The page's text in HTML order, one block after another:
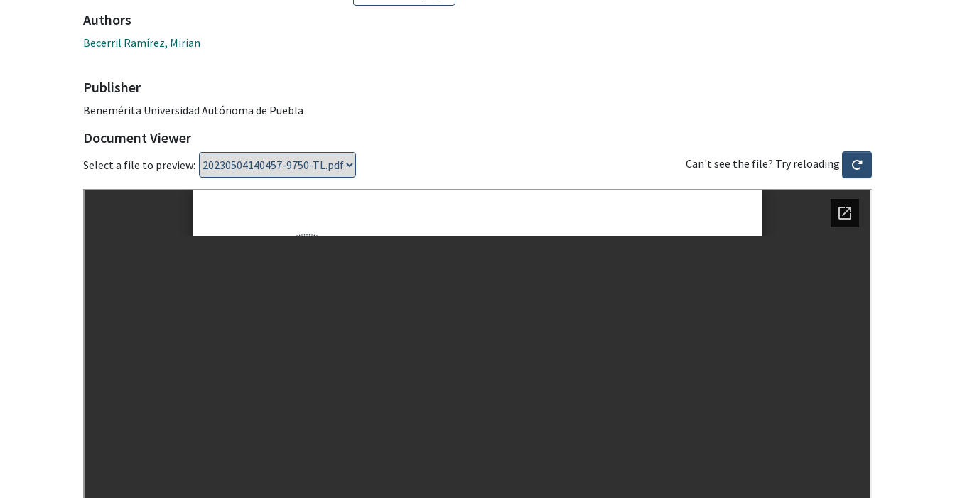
Authors
Becerril Ramírez, Mirian
Publisher
Benemérita Universidad Autónoma de Puebla
Document Viewer
Select a file to preview: Can't see the file? Try reloading